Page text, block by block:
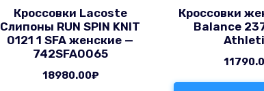
Кроссовки Lacoste
Слипоны RUN SPIN KNIT
0121 1 SFA женские —
742SFA0065
18980.00₽
Кроссовки
Balance